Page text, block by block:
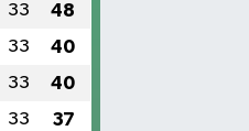
33 48
33 40
33 40
33 37